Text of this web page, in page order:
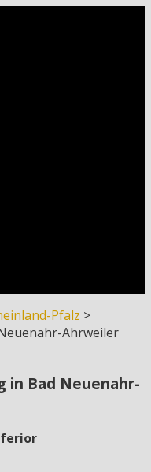
Pfalz >
Ahrweiler
in Bad Neuenahr-